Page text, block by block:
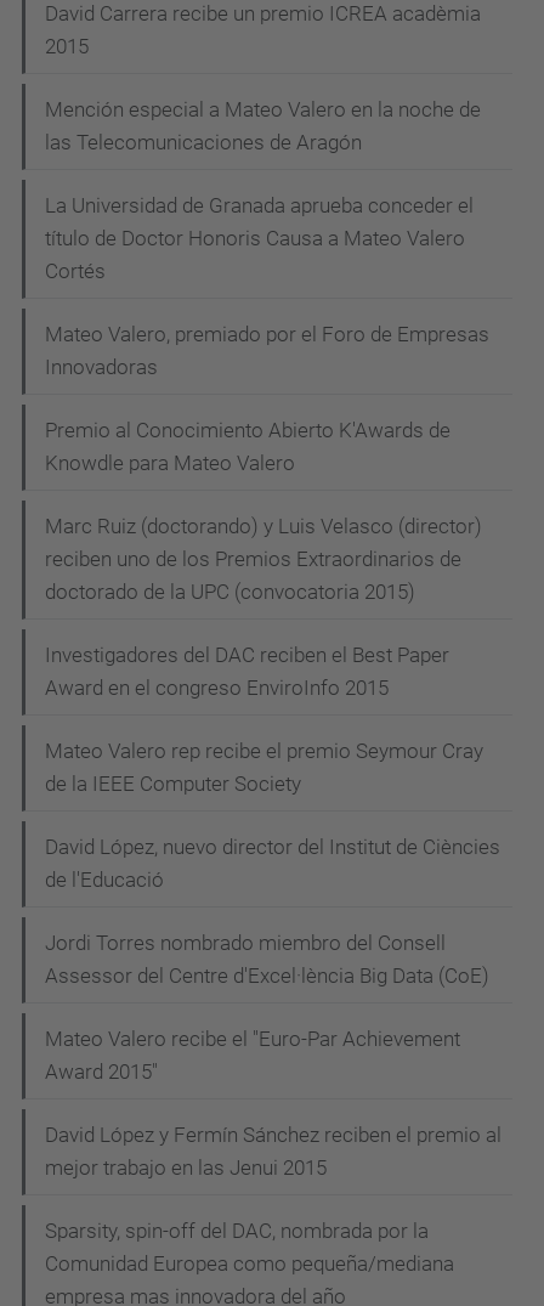
David Carrera recibe un premio ICREA acadèmia
2015
Mención especial a Mateo Valero en la noche de
las Telecomunicaciones de Aragón
La Universidad de Granada aprueba conceder el
título de Doctor Honoris Causa a Mateo Valero
Cortés
Mateo Valero, premiado por el Foro de Empresas
Innovadoras
Premio al Conocimiento Abierto K'Awards de
Knowdle para Mateo Valero
Marc Ruiz (doctorando) y Luis Velasco (director)
reciben uno de los Premios Extraordinarios de
doctorado de la UPC (convocatoria 2015)
Investigadores del DAC reciben el Best Paper
Award en el congreso EnviroInfo 2015
Mateo Valero rep recibe el premio Seymour Cray
de la IEEE Computer Society
David López, nuevo director del Institut de Ciències
de l'Educació
Jordi Torres nombrado miembro del Consell
Assessor del Centre d'Excel·lència Big Data (CoE)
Mateo Valero recibe el "Euro-Par Achievement
Award 2015"
David López y Fermín Sánchez reciben el premio al
mejor trabajo en las Jenui 2015
Sparsity, spin-off del DAC, nombrada por la
Comunidad Europea como pequeña/mediana
empresa mas innovadora del año